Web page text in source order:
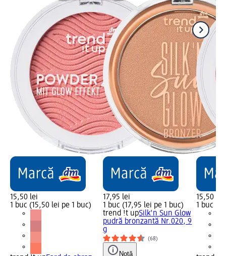
15,50 lei
1 buc (15,50 lei pe 1 buc)
17,95 lei
1 buc (17,95 lei pe 1 buc)
trend !t upSilk'n Sun Glow
pudră bronzantă Nr.020, 9
g
(68)
Notă
15,50 lei
1 buc